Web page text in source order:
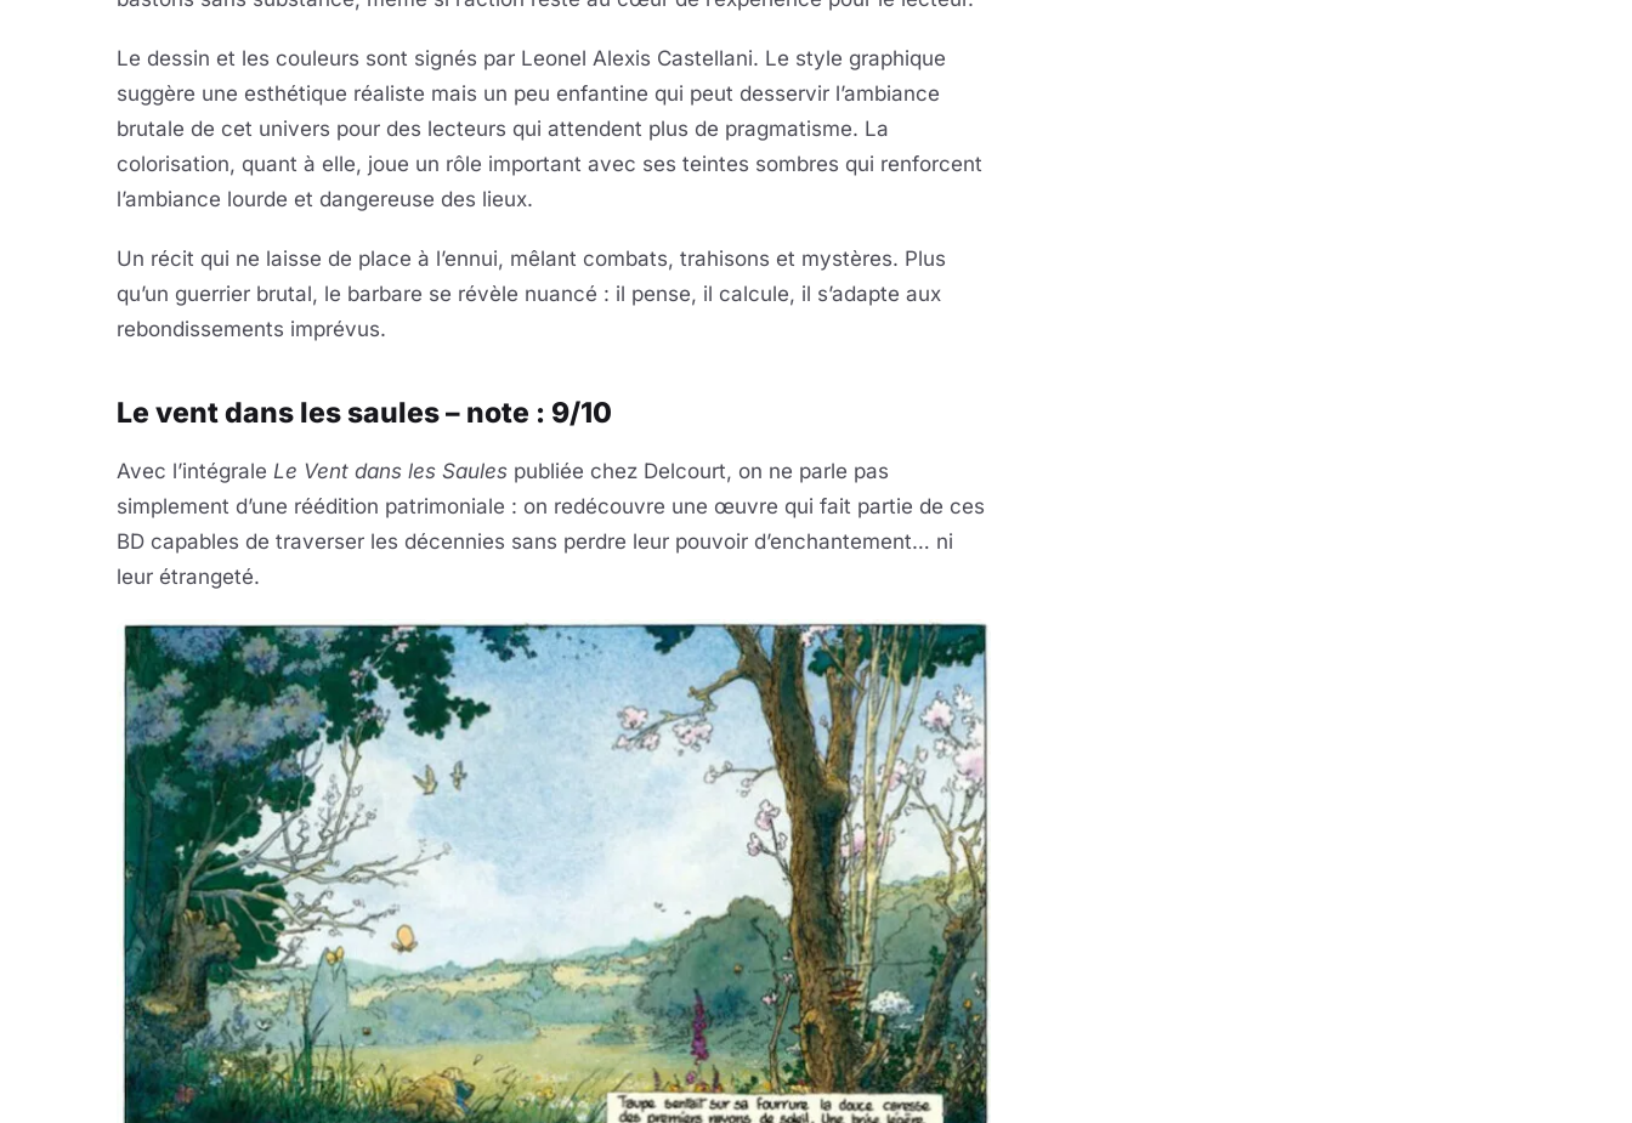
Le dessin et les couleurs sont signés par Leonel Alexis Castellani. Le style graphique
suggère une esthétique réaliste mais un peu enfantine qui peut desservir l’ambiance
brutale de cet univers pour des lecteurs qui attendent plus de pragmatisme. La
colorisation, quant à elle, joue un rôle important avec ses teintes sombres qui renforcent
l’ambiance lourde et dangereuse des lieux.
Un récit qui ne laisse de place à l’ennui, mêlant combats, trahisons et mystères. Plus
qu’un guerrier brutal, le barbare se révèle nuancé : il pense, il calcule, il s’adapte aux
rebondissements imprévus.
Le vent dans les saules – note : 9/10
Avec l’intégrale Le Vent dans les Saules publiée chez Delcourt, on ne parle pas
simplement d’une réédition patrimoniale : on redécouvre une œuvre qui fait partie de ces
BD capables de traverser les décennies sans perdre leur pouvoir d’enchantement… ni
leur étrangeté.